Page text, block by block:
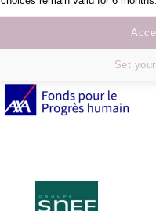
Set